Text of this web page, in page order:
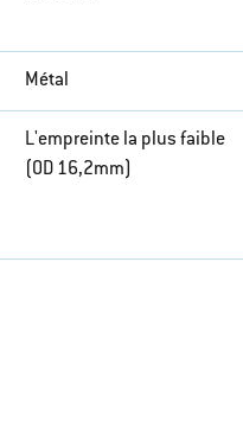
Métal
L'empreinte la plus faible
(OD 16,2mm)